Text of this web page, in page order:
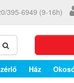
395-6949 (9-16h)
Ház